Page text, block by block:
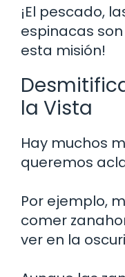
¡El pescado,
espinacas
esta misión!
la Vista
Hay muchos
queremos
Por ejemplo,
comer
ver en la